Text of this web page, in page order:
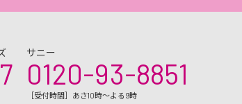
サニー
0120-93-8851
［受付時間］あさ10時～よる9時